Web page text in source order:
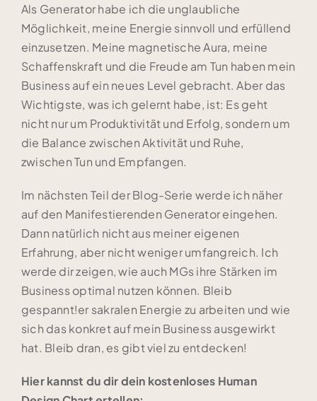
Als Generator habe ich die unglaubliche
Möglichkeit, meine Energie sinnvoll und erfüllend
einzusetzen. Meine magnetische Aura, meine
Schaffenskraft und die Freude am Tun haben mein
Business auf ein neues Level gebracht. Aber das
Wichtigste, was ich gelernt habe, ist: Es geht
nicht nur um Produktivität und Erfolg, sondern um
die Balance zwischen Aktivität und Ruhe,
zwischen Tun und Empfangen.
Im nächsten Teil der Blog-Serie werde ich näher
auf den Manifestierenden Generator eingehen.
Dann natürlich nicht aus meiner eigenen
Erfahrung, aber nicht weniger umfangreich. Ich
werde dir zeigen, wie auch MGs ihre Stärken im
Business optimal nutzen können. Bleib
gespannt!er sakralen Energie zu arbeiten und wie
sich das konkret auf mein Business ausgewirkt
hat. Bleib dran, es gibt viel zu entdecken!
Hier kannst du dir dein kostenloses Human